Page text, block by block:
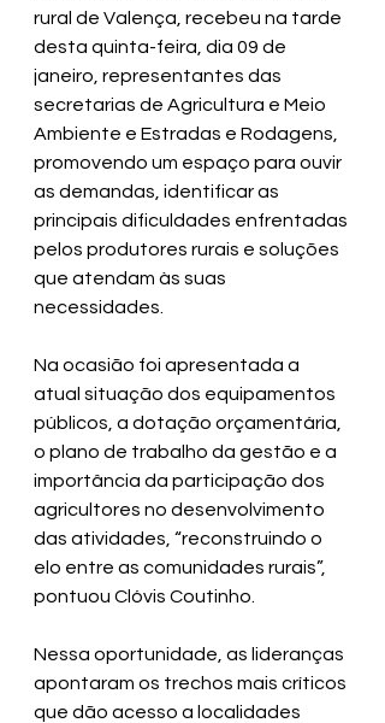
rural de Valença, recebeu na tarde
desta quinta-feira, dia 09 de
janeiro, representantes das
secretarias de Agricultura e Meio
Ambiente e Estradas e Rodagens,
promovendo um espaço para ouvir
as demandas, identificar as
principais dificuldades enfrentadas
pelos produtores rurais e soluções
que atendam às suas
necessidades.
Na ocasião foi apresentada a
atual situação dos equipamentos
públicos, a dotação orçamentária,
o plano de trabalho da gestão e a
importância da participação dos
agricultores no desenvolvimento
das atividades, “reconstruindo o
elo entre as comunidades rurais”,
pontuou Clóvis Coutinho.
Nessa oportunidade, as lideranças
apontaram os trechos mais críticos
que dão acesso a localidades